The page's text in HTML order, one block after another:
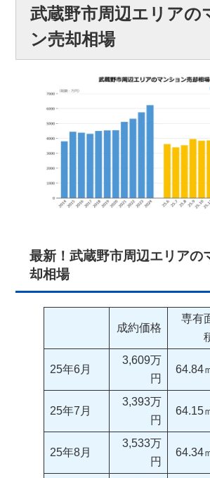
武蔵野市周辺エリアの
ン売却相場
最新！武蔵野市周辺エリアの
却相場
成約価格
専有
25年6月
3,609万
円
64.84
25年7月
3,393万
円
64.15
25年8月
3,533万
円
64.34